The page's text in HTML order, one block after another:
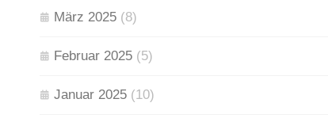
März 2025 (8)
Februar 2025 (5)
Januar 2025 (10)